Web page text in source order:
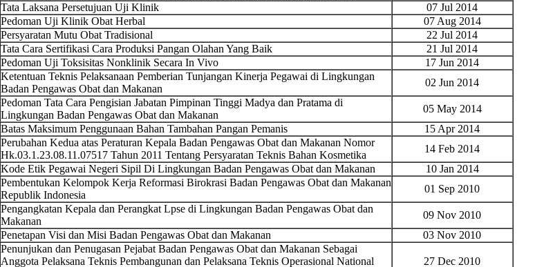
Tata Laksana Persetujuan Uji Klinik
07 Jul 2014
Pedoman Uji Klinik Obat Herbal
07 Aug 2014
Persyaratan Mutu Obat Tradisional
22 Jul 2014
Tata Cara Sertifikasi Cara Produksi Pangan Olahan Yang Baik
21 Jul 2014
Pedoman Uji Toksisitas Nonklinik Secara In Vivo
17 Jun 2014
Ketentuan Teknis Pelaksanaan Pemberian Tunjangan Kinerja Pegawai di Lingkungan
Badan Pengawas Obat dan Makanan
02 Jun 2014
Pedoman Tata Cara Pengisian Jabatan Pimpinan Tinggi Madya dan Pratama di
Lingkungan Badan Pengawas Obat dan Makanan
05 May 2014
Batas Maksimum Penggunaan Bahan Tambahan Pangan Pemanis
15 Apr 2014
Perubahan Kedua atas Peraturan Kepala Badan Pengawas Obat dan Makanan Nomor
Hk.03.1.23.08.11.07517 Tahun 2011 Tentang Persyaratan Teknis Bahan Kosmetika
14 Feb 2014
Kode Etik Pegawai Negeri Sipil Di Lingkungan Badan Pengawas Obat dan Makanan
10 Jan 2014
Pembentukan Kelompok Kerja Reformasi Birokrasi Badan Pengawas Obat dan Makanan
Republik Indonesia
01 Sep 2010
Pengangkatan Kepala dan Perangkat Lpse di Lingkungan Badan Pengawas Obat dan
Makanan
09 Nov 2010
Penetapan Visi dan Misi Badan Pengawas Obat dan Makanan 03 Nov 2010
Penunjukan dan Penugasan Pejabat Badan Pengawas Obat dan Makanan Sebagai
Anggota Pelaksana Teknis Pembangunan dan Pelaksana Teknis Operasional National
27 Dec 2010